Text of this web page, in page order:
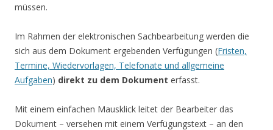
müssen.
Im Rahmen der elektronischen Sachbearbeitung werden die
sich aus dem Dokument ergebenden Verfügungen (Fristen,
Termine, Wiedervorlagen, Telefonate und allgemeine
Aufgaben) direkt zu dem Dokument erfasst.
Mit einem einfachen Mausklick leitet der Bearbeiter das
Dokument – versehen mit einem Verfügungstext – an den